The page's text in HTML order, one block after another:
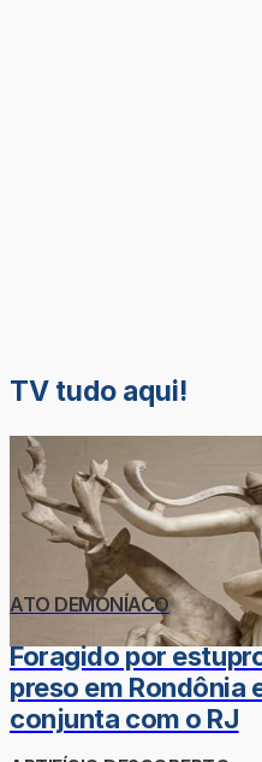
TV tudo aqui!
ATO DEMONÍACO
Foragido por
preso em Rondônia
conjunta com o RJ